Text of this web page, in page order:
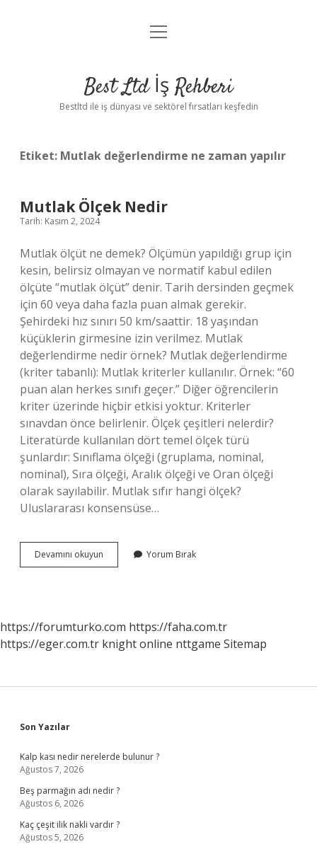
Anasayfa
Yasal Uyarı
menüyü
Best Ltd İş Rehberi
Bestltd ile iş dünyası ve sektörel fırsatları keşfedin
Etiket: Mutlak değerlendirme ne zaman yapılır
Mutlak Ölçek Nedir
Tarih: Kasım 2, 2024
Mutlak ölçüt ne demek? Ölçümün yapıldığı grup için
kesin, belirsiz olmayan ve normatif kabul edilen
ölçüte “mutlak ölçüt” denir. Tarih dersinden geçmek
için 60 veya daha fazla puan almak gerekir.
Şehirdeki hız sınırı 50 km/saattir. 18 yaşından
küçüklerin girmesine izin verilmez. Mutlak
değerlendirme nedir örnek? Mutlak değerlendirme
(kriter tabanlı): Mutlak kriterler kullanılır. Örnek: “60
puan alan herkes sınıfı geçer.” Diğer öğrencilerin
kriter üzerinde hiçbir etkisi yoktur. Kriterler
sınavdan önce belirlenir. Ölçek çeşitleri nelerdir?
Literatürde kullanılan dört temel ölçek türü
şunlardır: Sınıflama ölçeği (gruplama, nominal,
nominal), Sıra ölçeği, Aralık ölçeği ve Oran ölçeği
olarak sayılabilir. Mutlak sıfır hangi ölçek?
Uluslararası konsensüse…
Devamını okuyun
Ölçek
Yorum Bırak
https://forumturko.com https://faha.com.tr
https://eger.com.tr knight online nttgame Sitemap
Sidebar
Son Yazılar
Kalp kası nedir nerelerde bulunur ?
Ağustos 7, 2026
Beş parmağın adı nedir ?
Ağustos 6, 2026
Kaç çeşit ilik nakli vardır ?
Ağustos 5, 2026